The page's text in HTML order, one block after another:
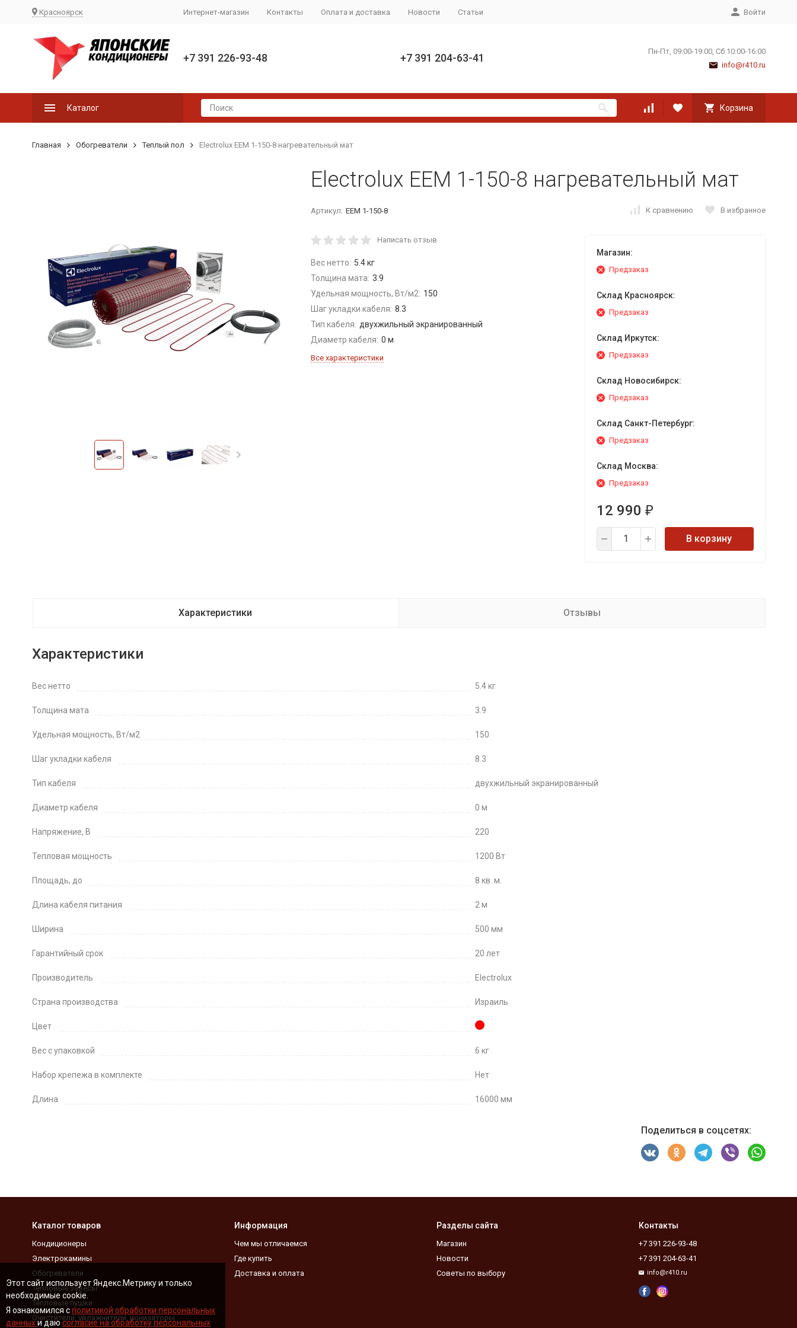
Этот сайт использует Яндекс.Метрику и только
необходимые cookie.
Я ознакомился сполитикой обработки персональных
данныхи даюсогласие на обработку персональных
Красноярск Интернет-магазин Контакты Оплата и доставка Новости Статьи Войти
+7 391 226-93-48 +7 391 204-63-41
Пн-Пт, 09:00-19:00, Сб 10:00-16:00
info@r410.ru
Каталог Корзина
Главная Обогреватели Теплый пол Electrolux EEM 1-150-8 нагревательный мат
Electrolux EEM 1-150-8 нагревательный мат
Артикул: EEM 1-150-8 К сравнению В избранное
Написать отзыв
Вес нетто: 5.4 кг
Толщина мата: 3.9
Удельная мощность, Вт/м2: 150
Шаг укладки кабеля: 8.3
Тип кабеля: двухжильный экранированный
Диаметр кабеля: 0 м
Все характеристики
Магазин:
Предзаказ
Склад Красноярск:
Предзаказ
Склад Иркутск:
Предзаказ
Склад Новосибирск:
Предзаказ
Склад Санкт-Петербург:
Предзаказ
Склад Москва:
Предзаказ
12 990 ₽
В корзину
Характеристики Отзывы
Характеристики
Вес нетто 5.4 кг
Толщина мата 3.9
Удельная мощность, Вт/м2 150
Шаг укладки кабеля 8.3
Тип кабеля двухжильный экранированный
Диаметр кабеля 0 м
Напряжение, В 220
Тепловая мощность 1200 Вт
Площадь, до 8 кв. м.
Длина кабеля питания 2 м
Ширина 500 мм
Гарантийный срок 20 лет
Производитель Electrolux
Страна производства Израиль
Цвет
Вес с упаковкой 6 кг
Набор крепежа в комплекте Нет
Длина 16000 мм
Поделиться в соцсетях:
Каталог товаров
Кондиционеры
Электрокамины
Обогреватели
Тепловые завесы
Тепловые пушки
Очистители, увлажнители, ионизаторы
Информация
Чем мы отличаемся
Где купить
Доставка и оплата
Разделы сайта
Магазин
Новости
Советы по выбору
Контакты
+7 391 226-93-48
+7 391 204-63-41
info@r410.ru